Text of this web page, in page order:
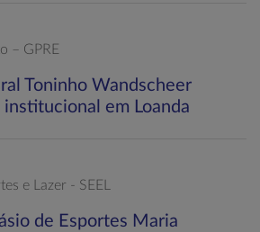
– GPRE
Toninho Wandscheer
institucional em Loanda
e Lazer - SEEL
de Esportes Maria